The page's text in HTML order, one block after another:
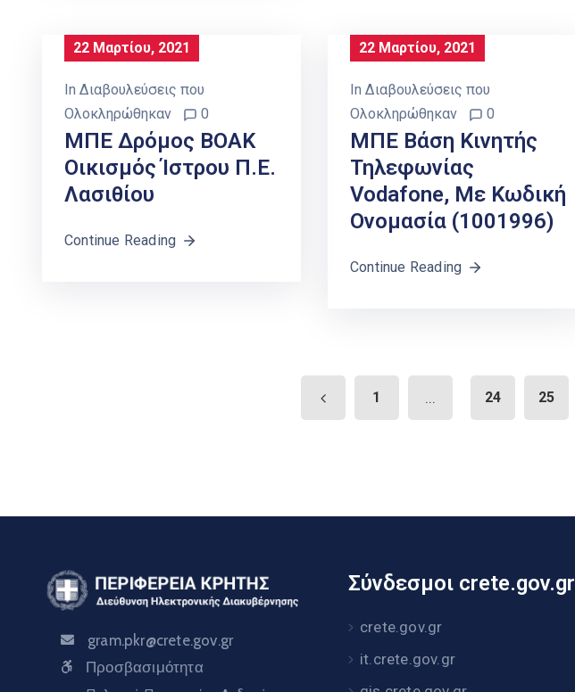
22 Μαρτίου, 2021
In Διαβουλεύσεις που
Ολοκληρώθηκαν
0
ΜΠΕ Δρόμος ΒΟΑΚ
Οικισμός Ίστρου Π.Ε.
Λασιθίου
Continue Reading
22 Μαρτίου, 2021
In Διαβουλεύσεις που
Ολοκληρώθηκαν
0
ΜΠΕ Βάση Κινητής
Τηλεφωνίας
Vodafone, Με Κωδική
Ονομασία (1001996)
Continue Reading
1 ... 24 25
gram.pkr@crete.gov.gr
Προσβασιμότητα
Σύνδεσμοι crete.gov.gr
crete.gov.gr
it.crete.gov.gr